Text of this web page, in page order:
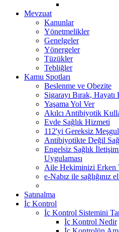
Mevzuat
Kanunlar
Yönetmelikler
Genelgeler
Yönergeler
Tüzükler
Tebliğler
Kamu Spotları
Beslenme ve Obezite
Sigarayı Bırak, Hayatı
Yaşama Yol Ver
Akılcı Antibiyotik
Evde Sağlık Hizmeti
112'yi Gereksiz
Antibiyotikte Değil
Engelsiz Sağlık
Uygulaması
Aile Hekiminizi Erken
e-Nabız ile sağlığınız
Satınalma
İç Kontrol
İç Kontrol Sistemini
İç Kontrol Nedir